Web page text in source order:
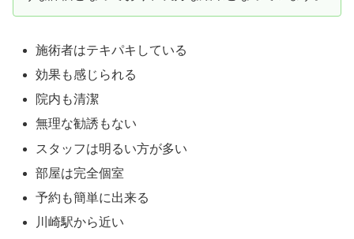
施術者はテキパキしている
効果も感じられる
院内も清潔
無理な勧誘もない
スタッフは明るい方が多い
部屋は完全個室
予約も簡単に出来る
川崎駅から近い